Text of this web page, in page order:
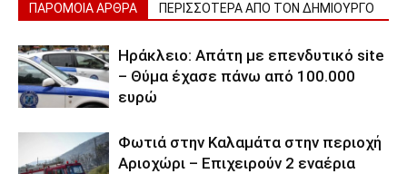
ΠΑΡΟΜΟΙΑ ΑΡΘΡΑ ΠΕΡΙΣΣΟΤΕΡΑ ΑΠΟ ΤΟΝ ΔΗΜΙΟΥΡΓΟ
Ηράκλειο: Απάτη με επενδυτικό site
– Θύμα έχασε πάνω από 100.000
ευρώ
Φωτιά στην Καλαμάτα στην περιοχή
Αριοχώρι – Επιχειρούν 2 εναέρια